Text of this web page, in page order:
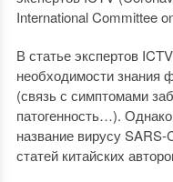
International Committee
В статье экспертов
необходимости знания
(связь с симптомами
патогенность…).
название вирусу
статей китайских